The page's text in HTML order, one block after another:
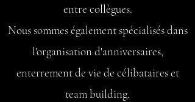
entre collègues.
Nous sommes également spécialisés dans
l'organisation d'anniversaires,
enterrement de vie de célibataires et
team building.